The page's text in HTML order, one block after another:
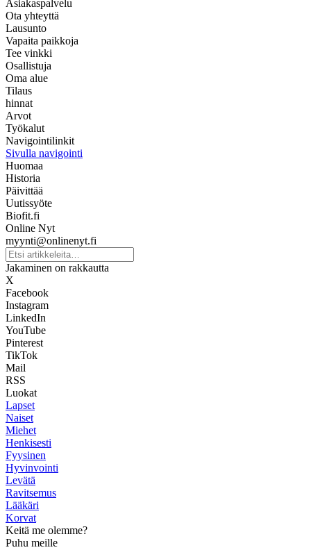
Asiakaspalvelu
Ota yhteyttä
Lausunto
Vapaita paikkoja
Tee vinkki
Osallistuja
Oma alue
Tilaus
hinnat
Arvot
Työkalut
Navigointilinkit
Sivulla navigointi
Huomaa
Historia
Päivittää
Uutissyöte
Biofit.fi
Online Nyt
myynti@onlinenyt.fi
Jakaminen on rakkautta
X
Facebook
Instagram
LinkedIn
YouTube
Pinterest
TikTok
Mail
RSS
Luokat
Lapset
Naiset
Miehet
Henkisesti
Fyysinen
Hyvinvointi
Levätä
Ravitsemus
Lääkäri
Korvat
Keitä me olemme?
Puhu meille